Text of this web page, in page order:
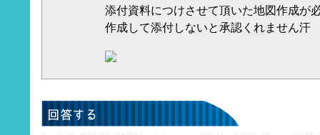
添付資料につけさせて頂いた地図作成が
作成して添付しないと承認くれません汗